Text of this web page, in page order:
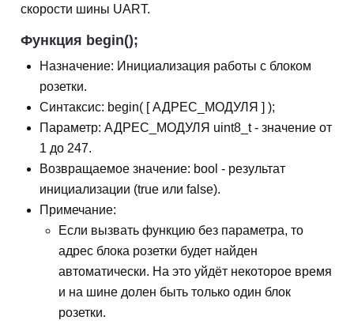
скорости шины UART.
Функция begin();
Назначение: Инициализация работы с блоком
розетки.
Синтаксис: begin( [ АДРЕС_МОДУЛЯ ] );
Параметр: АДРЕС_МОДУЛЯ uint8_t - значение от
1 до 247.
Возвращаемое значение: bool - результат
инициализации (true или false).
Примечание:
Если вызвать функцию без параметра, то
адрес блока розетки будет найден
автоматически. На это уйдёт некоторое время
и на шине долен быть только один блок
розетки.